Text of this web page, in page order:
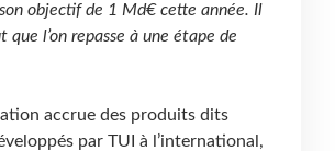
objectif de 1 Md€ cette année. Il
l’on repasse à une étape de
accrue des produits dits
par TUI à l’international,